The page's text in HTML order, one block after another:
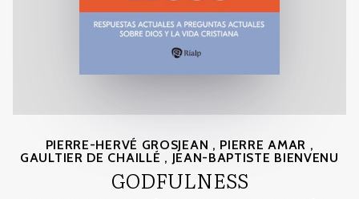
PIERRE-HERVÉ GROSJEAN , PIERRE AMAR ,
GAULTIER DE CHAILLÉ , JEAN-BAPTISTE BIENVENU
GODFULNESS